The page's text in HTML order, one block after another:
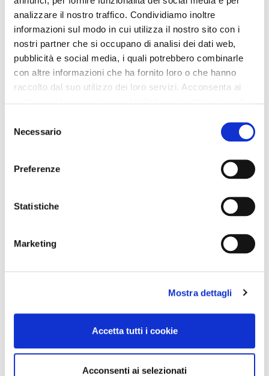
analizzare il nostro traffico. Condividiamo inoltre
informazioni sul modo in cui utilizza il nostro sito con i
nostri partner che si occupano di analisi dei dati web,
pubblicità e social media, i quali potrebbero combinarle
con altre informazioni che ha fornito loro o che hanno
raccolto dal suo utilizzo dei loro servizi. Acconsenta ai
delNecessario
Preferenze
Statistiche
Marketing
Mostra dettagli
Accetta tutti i cookie
Acconsenti ai selezionati
pattina effetto pelle con
grana cuoio
45,00 €
-40%
27,00 €
portafoglio zip round
intrecciato metallizzato
multicolor bronzo/platino
45,00 €
-40%
27,00 €
multicolor argento/bianco
45,00 €
-40%
nocciola
49,90 €
-40%